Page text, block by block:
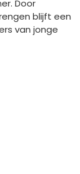
Door
blijft een
van jonge